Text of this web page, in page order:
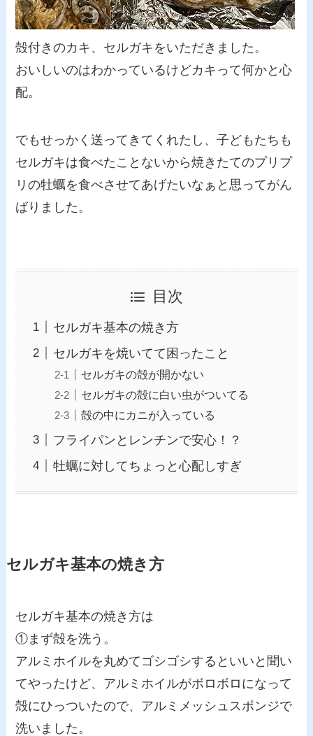
殻付きのカキ、セルガキをいただきました。
おいしいのはわかっているけどカキって何かと心
配。
でもせっかく送ってきてくれたし、子どもたちも
セルガキは食べたことないから焼きたてのプリプ
リの牡蠣を食べさせてあげたいなぁと思ってがん
ばりました。
目次
セルガキ基本の焼き方
セルガキを焼いてて困ったこと
セルガキの殻が開かない
セルガキの殻に白い虫がついてる
殻の中にカニが入っている
フライパンとレンチンで安心！？
牡蠣に対してちょっと心配しすぎ
セルガキ基本の焼き方
セルガキ基本の焼き方は
①まず殻を洗う。
アルミホイルを丸めてゴシゴシするといいと聞い
てやったけど、アルミホイルがボロボロになって
殻にひっついたので、アルミメッシュスポンジで
洗いました。